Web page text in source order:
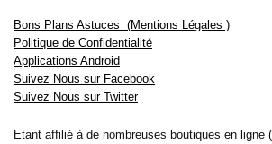
Bons Plans Astuces (Mentions Légales )
Politique de Confidentialité
Applications Android
Suivez Nous sur Facebook
Suivez Nous sur Twitter
Etant affilié à de nombreuses boutiques en ligne